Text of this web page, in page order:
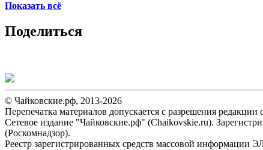
Показать всё
Поделиться
© Чайковские.рф, 2013-2026
Перепечатка материалов допускается с разрешения
Сетевое издание "Чайковские.рф" (Chaikovskie.ru).
(Роскомнадзор).
Реестр зарегистрированных средств массовой